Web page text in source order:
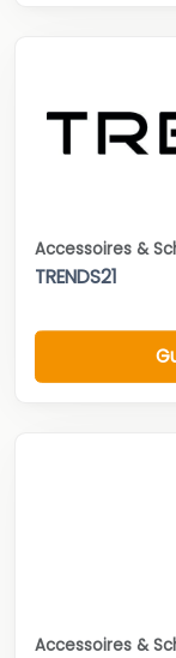
Accessoires &
TRENDS21
Accessoires &